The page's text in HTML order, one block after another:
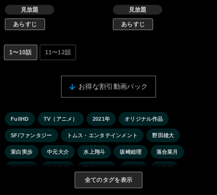
見放題
あらすじ
見放題
あらすじ
1〜10話 11〜12話
お得な割引動画パック
FullHD TV（アニメ） 2021年 オリジナル作品
SF/ファンタジー トムス・エンタテインメント 野田雄大
茉白実歩 中元大介 水上翔斗 坂崎絵理 落合菜月
米山伸伍 矢方美紀 新井ユウト 虫眼鏡
全てのタグを表示